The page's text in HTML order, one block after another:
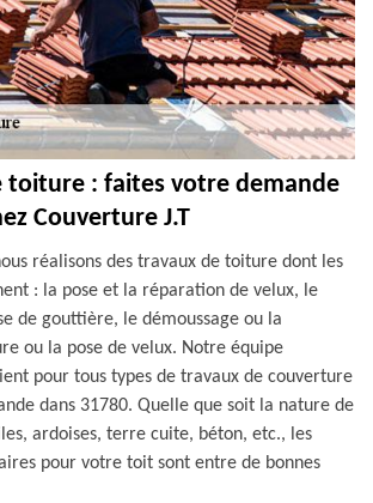
toiture : faites votre demande
Couverture J.T
réalisons des travaux de toiture dont les
: la pose et la réparation de velux, le
de gouttière, le démoussage ou la
ou la pose de velux. Notre équipe
pour tous types de travaux de couverture
dans 31780. Quelle que soit la nature de
ardoises, terre cuite, béton, etc., les
pour votre toit sont entre de bonnes